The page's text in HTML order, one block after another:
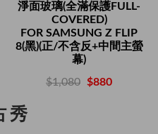
淨面玻璃(全滿保護FULL-
COVERED)
FOR SAMSUNG Z FLIP
8(黑)(正/不含反+中間主螢
幕)
$1,080 $880
秀